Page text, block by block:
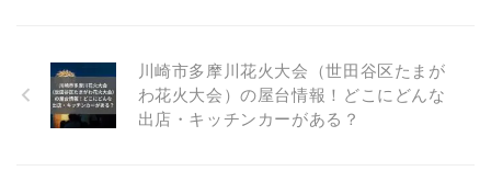
川崎市多摩川花火大会（世田谷区たまが
わ花火大会）の屋台情報！どこにどんな
出店・キッチンカーがある？